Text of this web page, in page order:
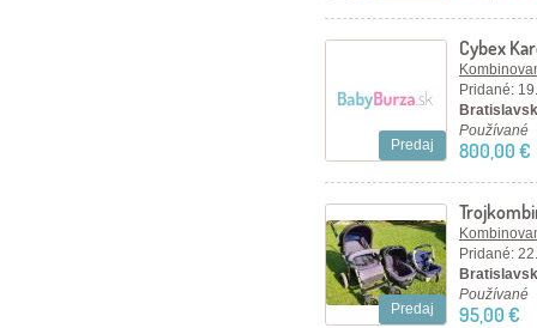
Predaj
Cybex
Pridané:
Používané
800,00 €
Predaj
Pridané:
Používané
95,00 €